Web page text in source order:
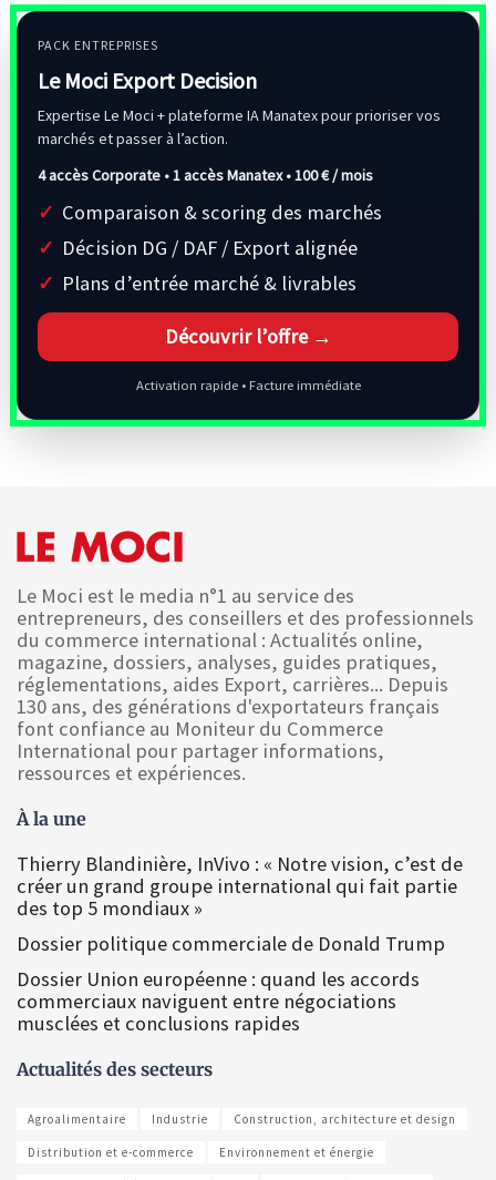
PACK ENTREPRISES
Le Moci Export Decision
Expertise Le Moci + plateforme IA Manatex pour prioriser vos
marchés et passer à l’action.
4 accès Corporate • 1 accès Manatex •100 € / mois
Comparaison & scoring des marchés
Décision DG / DAF / Export alignée
Plans d’entrée marché & livrables
Découvrir l’offre →
Activation rapide • Facture immédiate
Le Moci est le media n°1 au service des
entrepreneurs, des conseillers et des professionnels
du commerce international : Actualités online,
magazine, dossiers, analyses, guides pratiques,
réglementations, aides Export, carrières... Depuis
130 ans, des générations d'exportateurs français
font confiance au Moniteur du Commerce
International pour partager informations,
ressources et expériences.
À la une
Thierry Blandinière, InVivo : « Notre vision, c’est de
créer un grand groupe international qui fait partie
des top 5 mondiaux »
Dossier politique commerciale de Donald Trump
Dossier Union européenne : quand les accords
commerciaux naviguent entre négociations
musclées et conclusions rapides
Actualités des secteurs
Agroalimentaire Industrie Construction, architecture et design
Distribution et e-commerce Environnement et énergie